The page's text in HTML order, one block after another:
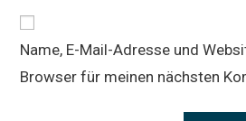
ein
Kommentieren
ein
URL
ein
(optional)
Name, E-Mail-Adresse und
Browser für meinen nächsten